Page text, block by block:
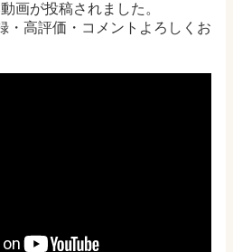
画が投稿されました。
・高評価・コメントよろしくお